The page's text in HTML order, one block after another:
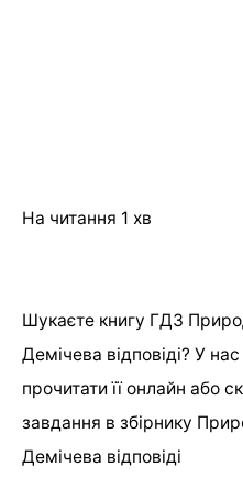
На читання 1 хв
Шукаєте книгу ГДЗ
Демічева відповіді? У
прочитати її онлайн або
завдання в збірнику
Демічева відповіді